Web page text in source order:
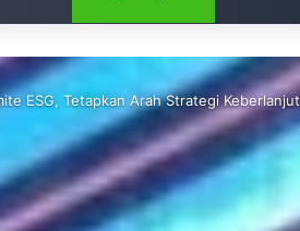
ESG, Tetapkan Arah Strategi